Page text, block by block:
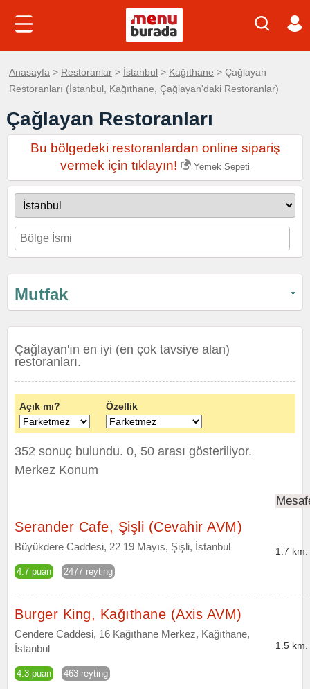
Anasayfa > Restoranlar > İstanbul > Kağıthane > Çağlayan
Restoranları (İstanbul, Kağıthane, Çağlayan'daki Restoranlar)
Çağlayan Restoranları
Bu bölgedeki restoranlardan online sipariş
vermek için tıklayın!
Yemek Sepeti
Mutfak
Çağlayan'ın en iyi (en çok tavsiye alan)
restoranları.
Açık mı? Özellik
352 sonuç bulundu. 0, 50 arası gösteriliyor.
Merkez Konum
Serander Cafe, Şişli (Cevahir AVM)
Büyükdere Caddesi, 22 19 Mayıs, Şişli, İstanbul
4.7 puan 2477 reyting
1.7 km.
Burger King, Kağıthane (Axis AVM)
Cendere Caddesi, 16 Kağıthane Merkez, Kağıthane,
İstanbul
4.3 puan 463 reyting
1.5 km.